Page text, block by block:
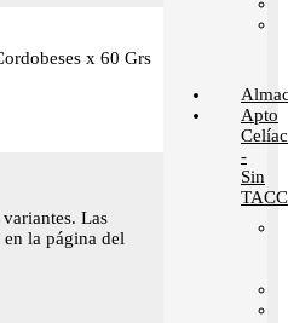
x 60 Grs
Las
la página del
Apto
-
Sin
TACC